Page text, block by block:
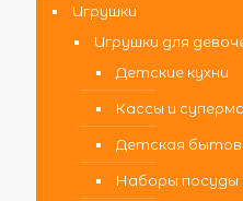
Игрушки
Игрушки для
Детские кухни
Кассы и
Детская
Наборы посуды